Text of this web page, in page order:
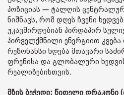
პოზიციას — ტალღის
ნიშნავს, რომ დღეს ჩვენი
უკავშირდებიან პირდაპირ
პირველქმნილი ენერგიით
რეზონანსი ხდება მთავარი
ფრენისა და გლობალური
რეალიზებისთვის.
მზის ბეჭედი: წითელი დრაკონი